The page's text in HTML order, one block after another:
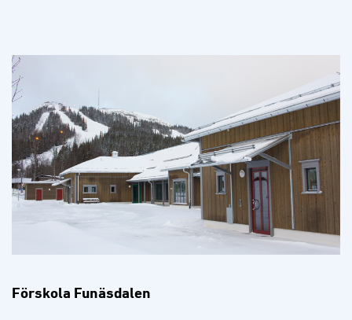
Förskola Funäsdalen